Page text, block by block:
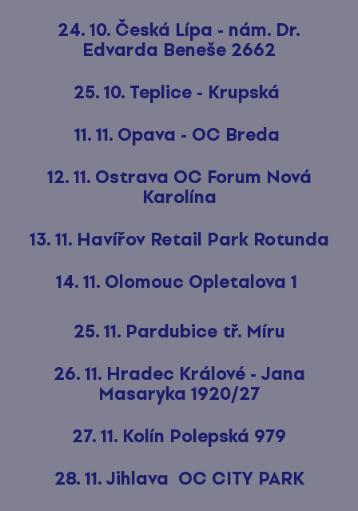
24. 10. Česká Lípa - nám. Dr.
Edvarda Beneše 2662
25. 10. Teplice - Krupská
11. 11. Opava - OC Breda
12. 11. Ostrava OC Forum Nová
Karolína
13. 11. Havířov Retail Park Rotunda
14. 11. Olomouc Opletalova 1
25. 11. Pardubice tř. Míru
26. 11. Hradec Králové - Jana
Masaryka 1920/27
27. 11. Kolín Polepská 979
28. 11. Jihlava OC CITY PARK